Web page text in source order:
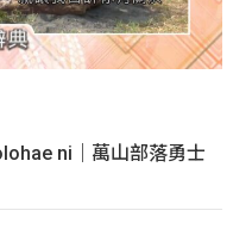
ni｜萬山部落勇士